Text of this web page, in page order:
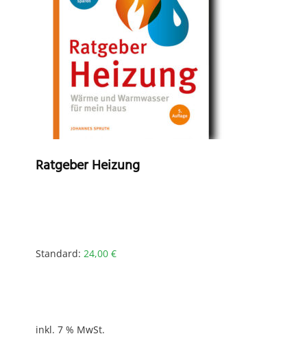
Ratgeber Heizung
Standard: 24,00 €
inkl. 7 % MwSt.